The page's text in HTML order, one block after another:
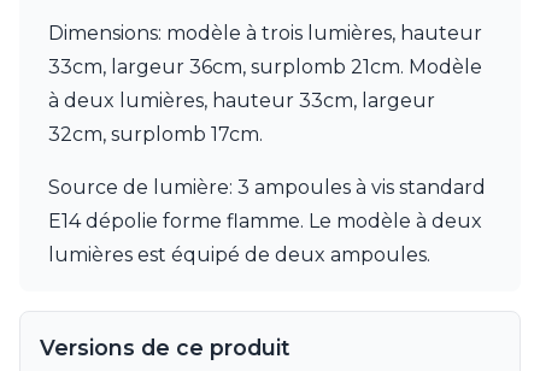
LichtRaum Funktion
Lucide
Lucien Gau
Lumini
Lupia Licht
Luz Difusion
MA Salgueiro
Masiero
Michael Anastassiades
Dimensions: modèle à trois lumières, hauteur
33cm, largeur 36cm, surplomb 21cm. Modèle
à deux lumières, hauteur 33cm, largeur
32cm, surplomb 17cm.
Source de lumière: 3 ampoules à vis standard
E14 dépolie forme flamme. Le modèle à deux
lumières est équipé de deux ampoules.
Versions de ce produit